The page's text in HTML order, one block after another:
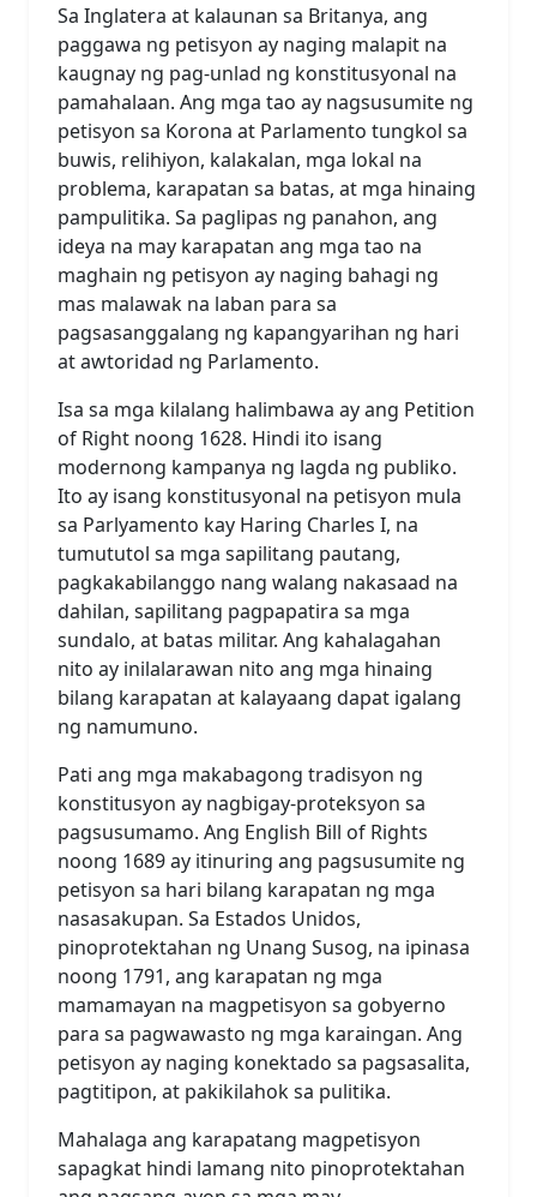
Sa Inglatera at kalaunan sa Britanya, ang
paggawa ng petisyon ay naging malapit na
kaugnay ng pag-unlad ng konstitusyonal na
pamahalaan. Ang mga tao ay nagsusumite ng
petisyon sa Korona at Parlamento tungkol sa
buwis, relihiyon, kalakalan, mga lokal na
problema, karapatan sa batas, at mga hinaing
pampulitika. Sa paglipas ng panahon, ang
ideya na may karapatan ang mga tao na
maghain ng petisyon ay naging bahagi ng
mas malawak na laban para sa
pagsasanggalang ng kapangyarihan ng hari
at awtoridad ng Parlamento.
Isa sa mga kilalang halimbawa ay ang Petition
of Right noong 1628. Hindi ito isang
modernong kampanya ng lagda ng publiko.
Ito ay isang konstitusyonal na petisyon mula
sa Parlyamento kay Haring Charles I, na
tumututol sa mga sapilitang pautang,
pagkakabilanggo nang walang nakasaad na
dahilan, sapilitang pagpapatira sa mga
sundalo, at batas militar. Ang kahalagahan
nito ay inilalarawan nito ang mga hinaing
bilang karapatan at kalayaang dapat igalang
ng namumuno.
Pati ang mga makabagong tradisyon ng
konstitusyon ay nagbigay-proteksyon sa
pagsusumamo. Ang English Bill of Rights
noong 1689 ay itinuring ang pagsusumite ng
petisyon sa hari bilang karapatan ng mga
nasasakupan. Sa Estados Unidos,
pinoprotektahan ng Unang Susog, na ipinasa
noong 1791, ang karapatan ng mga
mamamayan na magpetisyon sa gobyerno
para sa pagwawasto ng mga karaingan. Ang
petisyon ay naging konektado sa pagsasalita,
pagtitipon, at pakikilahok sa pulitika.
Mahalaga ang karapatang magpetisyon
sapagkat hindi lamang nito pinoprotektahan